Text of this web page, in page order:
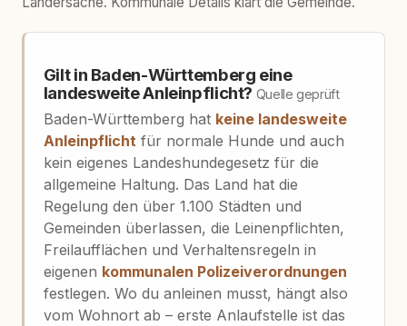
Gilt in Baden-Württemberg eine
landesweite Anleinpflicht? Quelle geprüft
Baden-Württemberg hat keine landesweite
Anleinpflicht für normale Hunde und auch
kein eigenes Landeshundegesetz für die
allgemeine Haltung. Das Land hat die
Regelung den über 1.100 Städten und
Gemeinden überlassen, die Leinenpflichten,
Freilaufflächen und Verhaltensregeln in
eigenen kommunalen Polizeiverordnungen
festlegen. Wo du anleinen musst, hängt also
vom Wohnort ab – erste Anlaufstelle ist das